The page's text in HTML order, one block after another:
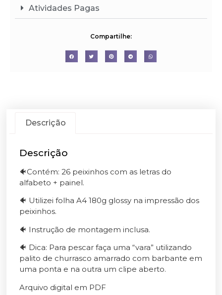
Atividades Pagas
Compartilhe:
Descrição
Descrição
🐠Contém: 26 peixinhos com as letras do
alfabeto + painel.
🐠 Utilizei folha A4 180g glossy na impressão dos
peixinhos.
🐠 Instrução de montagem inclusa.
🐠 Dica: Para pescar faça uma “vara” utilizando
palito de churrasco amarrado com barbante em
uma ponta e na outra um clipe aberto.
Arquivo digital em PDF